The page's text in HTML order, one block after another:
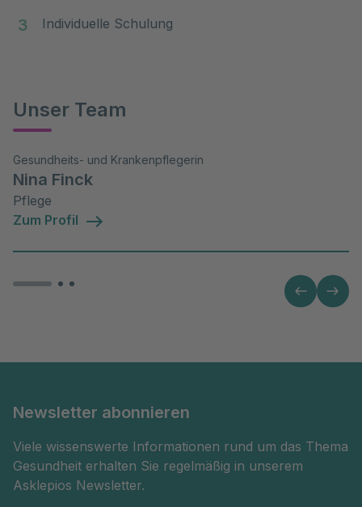
Individuelle Schulung
Unser Team
Gesundheits- und Krankenpflegerin
Nina Finck
Pflege
Zum Profil
Newsletter abonnieren
Viele wissenswerte Informationen rund um das Thema
Gesundheit erhalten Sie regelmäßig in unserem
Asklepios Newsletter.